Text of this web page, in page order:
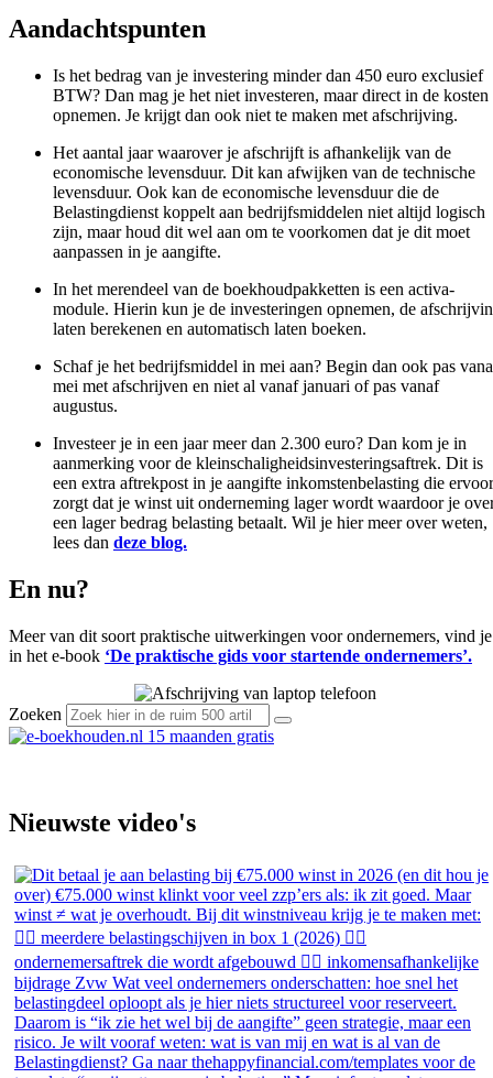
Aandachtspunten
Is het bedrag van je investering minder dan 450 euro exclusief
BTW? Dan mag je het niet investeren, maar direct in de kosten
opnemen. Je krijgt dan ook niet te maken met afschrijving.
Het aantal jaar waarover je afschrijft is afhankelijk van de
economische levensduur. Dit kan afwijken van de technische
levensduur. Ook kan de economische levensduur die de
Belastingdienst koppelt aan bedrijfsmiddelen niet altijd logisch
zijn, maar houd dit wel aan om te voorkomen dat je dit moet
aanpassen in je aangifte.
In het merendeel van de boekhoudpakketten is een activa-
module. Hierin kun je de investeringen opnemen, de
laten berekenen en automatisch laten boeken.
Schaf je het bedrijfsmiddel in mei aan? Begin dan ook pas
mei met afschrijven en niet al vanaf januari of pas vanaf
augustus.
Investeer je in een jaar meer dan 2.300 euro? Dan kom je in
aanmerking voor de kleinschaligheidsinvesteringsaftrek. Dit is
een extra aftrekpost in je aangifte inkomstenbelasting die ervoor
zorgt dat je winst uit onderneming lager wordt waardoor je
een lager bedrag belasting betaalt. Wil je hier meer over weten,
lees dan deze blog.
En nu?
Meer van dit soort praktische uitwerkingen voor ondernemers, vind je
in het e-book ‘De praktische gids voor startende ondernemers’.
Zoeken
Nieuwste video's